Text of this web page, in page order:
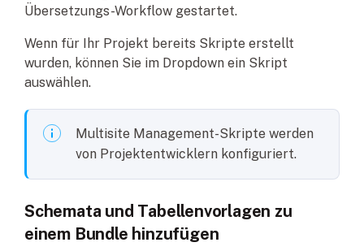
Übersetzungs-Workflow gestartet.
Wenn für Ihr Projekt bereits Skripte erstellt
wurden, können Sie im Dropdown ein Skript
auswählen.
Multisite Management-Skripte werden
von Projektentwicklern konfiguriert.
Schemata und Tabellenvorlagen zu
einem Bundle hinzufügen